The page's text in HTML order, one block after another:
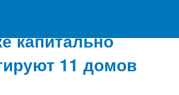
капитально
11 домов